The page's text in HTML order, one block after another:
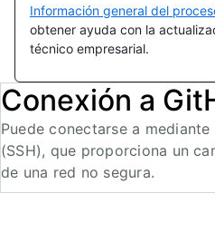
Información general del
obtener ayuda con la
técnico empresarial.
Conexión a
Puede conectarse a
(SSH), que proporciona un
de una red no segura.